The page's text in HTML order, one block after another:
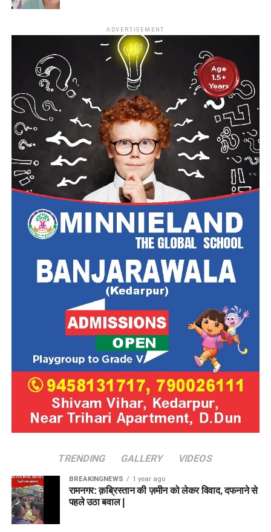
ADVERTISEMENT
TRENDING GALLERY VIDEOS
BREAKINGNEWS 1 year ago
रामनगर: क़ब्रिस्तान की ज़मीन को लेकर विवाद, दफनाने से
पहले उठा बवाल |